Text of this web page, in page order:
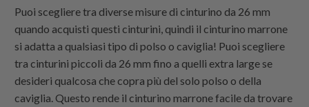
Puoi scegliere tra diverse misure di cinturino da 26 mm
quando acquisti questi cinturini, quindi il cinturino marrone
si adatta a qualsiasi tipo di polso o caviglia! Puoi scegliere
tra cinturini piccoli da 26 mm fino a quelli extra large se
desideri qualcosa che copra più del solo polso o della
caviglia. Questo rende il cinturino marrone facile da trovare